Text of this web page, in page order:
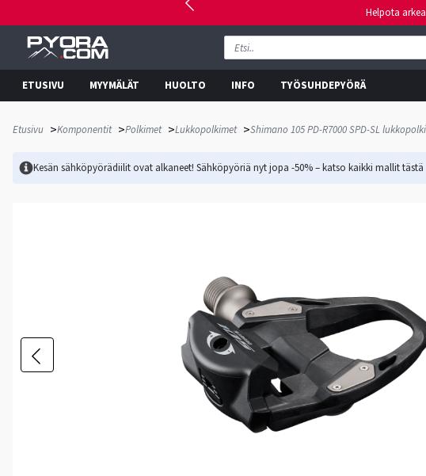
Helpota
ETUSIVU MYYMÄLÄT HUOLTO INFO TYÖSUHDEPYÖRÄ
Etusivu >Komponentit >Polkimet >Lukkopolkimet >Shimano 105 PD-R7000 SPD-SL
Kesän sähköpyörädiilit ovat alkaneet! Sähköpyöriä nyt jopa -50% – katso kaikki mallittästä